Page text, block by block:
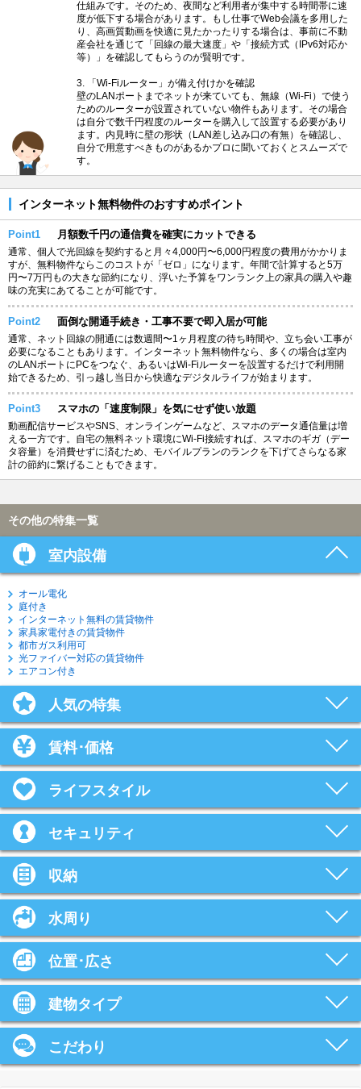
仕組みです。そのため、夜間など利用者が集中する時間帯に速
度が低下する場合があります。もし仕事でWeb会議を多用した
り、高画質動画を快適に見たかったりする場合は、事前に不動
産会社を通じて「回線の最大速度」や「接続方式（IPv6対応か
等）」を確認してもらうのが賢明です。
3. 「Wi-Fiルーター」が備え付けかを確認
壁のLANポートまでネットが来ていても、無線（Wi-Fi）で使う
ためのルーターが設置されていない物件もあります。その場合
は自分で数千円程度のルーターを購入して設置する必要があり
ます。内見時に壁の形状（LAN差し込み口の有無）を確認し、
自分で用意すべきものがあるかプロに聞いておくとスムーズで
す。
インターネット無料物件のおすすめポイント
Point1 月額数千円の通信費を確実にカットできる
通常、個人で光回線を契約すると月々4,000円〜6,000円程度の費用がかかりま
すが、無料物件ならこのコストが「ゼロ」になります。年間で計算すると5万
円〜7万円もの大きな節約になり、浮いた予算をワンランク上の家具の購入や趣
味の充実にあてることが可能です。
Point2 面倒な開通手続き・工事不要で即入居が可能
通常、ネット回線の開通には数週間〜1ヶ月程度の待ち時間や、立ち会い工事が
必要になることもあります。インターネット無料物件なら、多くの場合は室内
のLANポートにPCをつなぐ、あるいはWi-Fiルーターを設置するだけで利用開
始できるため、引っ越し当日から快適なデジタルライフが始まります。
Point3 スマホの「速度制限」を気にせず使い放題
動画配信サービスやSNS、オンラインゲームなど、スマホのデータ通信量は増
える一方です。自宅の無料ネット環境にWi-Fi接続すれば、スマホのギガ（デー
タ容量）を消費せずに済むため、モバイルプランのランクを下げてさらなる家
計の節約に繋げることもできます。
その他の特集一覧
室内設備
オール電化
庭付き
インターネット無料の賃貸物件
家具家電付きの賃貸物件
都市ガス利用可
光ファイバー対応の賃貸物件
エアコン付き
人気の特集
賃料･価格
ライフスタイル
セキュリティ
収納
水周り
位置･広さ
建物タイプ
こだわり